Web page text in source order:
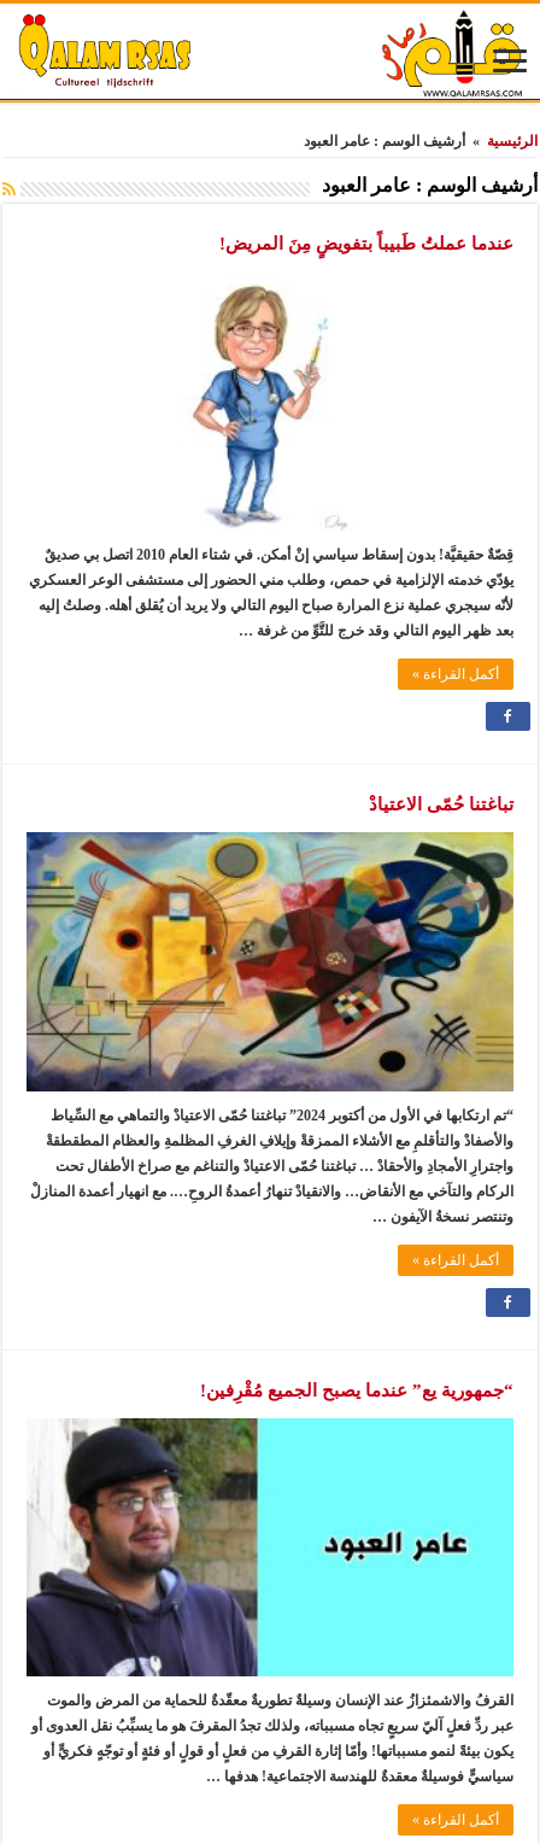
الرئيسية » أرشيف الوسم : عامر العبود
أرشيف الوسم : عامر العبود
عندما عملتُ طَبيباً بتفويضٍ مِنَ المريض!
قِصّةٌ حقيقيَّة! بدون إسقاط سياسي إنْ أمكن. في شتاء العام 2010 اتصل بي صديقٌ
يؤدّي خدمته الإلزامية في حمص، وطلب مني الحضور إلى مستشفى الوعر العسكري
لأنّه سيجري عملية نزع المرارة صباح اليوم التالي ولا يريد أن يُقلق أهله. وصلتُ إليه
بعد ظهر اليوم التالي وقد خرج للتَّوِّ من غرفة …
أكمل القراءة »
تباغتنا حُمّى الاعتيادْ
“تم ارتكابها في الأول من أكتوبر 2024” تباغتنا حُمّى الاعتيادْ والتماهي مع السِّياط
والأصفادْ والتأقلمِ مع الأشلاء الممزقةْ وإيلافِ الغرفِ المظلمةِ والعظام المطقطقةْ
واجترارِ الأمجادِ والأحقادْ … تباغتنا حُمّى الاعتيادْ والتناغم مع صراخ الأطفال تحت
الركام والتآخي مع الأنقاض… والانقيادْ تنهارُ أعمدةُ الروحِ…. مع انهيار أعمدة المنازلْ
وتنتصر نسخةُ الآيفون …
أكمل القراءة »
“جمهورية يع” عندما يصبح الجميع مُقْرِفين!
القرفُ والاشمئزازُ عند الإنسان وسيلةٌ تطوريةٌ معقّدةٌ للحماية من المرض والموت
عبر ردِّ فعلٍ آليّ سريعٍ تجاه مسبباته، ولذلك تجدُ المقرفَ هو ما يسبِّبُ نقل العدوى أو
يكون بيئةً لنمو مسبباتها! وأمّا إثارة القرفِ من فعلٍ أو قولٍ أو فئةٍ أو توجّهٍ فكريٍّ أو
سياسيٍّ فوسيلةٌ معقدةٌ للهندسة الاجتماعية! هدفها …
أكمل القراءة »